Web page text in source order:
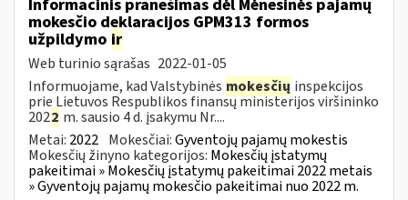
Informacinis pranešimas dėl Mėnesinės pajamų
mokesčio deklaracijos GPM313 formos
užpildymo ir
Web turinio sąrašas 2022-01-05
Informuojame, kad Valstybinės mokesčių inspekcijos
prie Lietuvos Respublikos finansų ministerijos viršininko
2022 m. sausio 4 d. įsakymu Nr....
Metai: 2022 Mokesčiai:Gyventojų pajamų mokestis
Mokesčių žinyno kategorijos: Mokesčių įstatymų
pakeitimai » Mokesčių įstatymų pakeitimai 2022 metais
» Gyventojų pajamų mokesčio pakeitimai nuo 2022 m.